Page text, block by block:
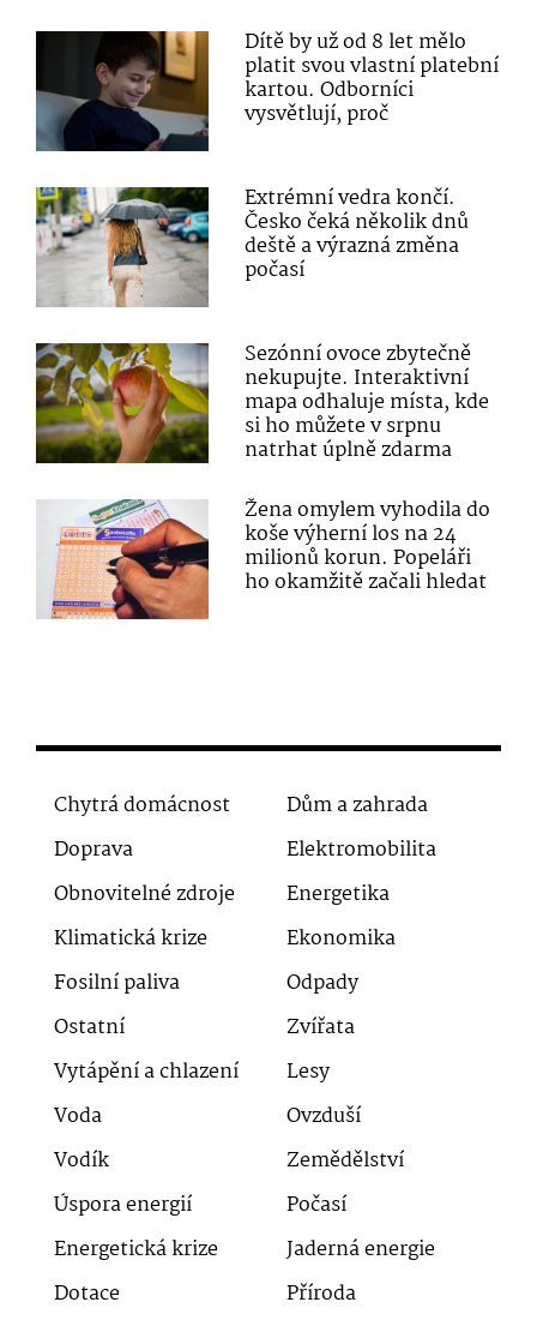
Dítě by už od 8 let mělo
platit svou vlastní platební
kartou. Odborníci
vysvětlují, proč
Extrémní vedra končí.
Česko čeká několik dnů
deště a výrazná změna
počasí
Sezónní ovoce zbytečně
nekupujte. Interaktivní
mapa odhaluje místa, kde
si ho můžete v srpnu
natrhat úplně zdarma
Žena omylem vyhodila do
koše výherní los na 24
milionů korun. Popeláři
ho okamžitě začali hledat
Chytrá domácnost
Dům a zahrada
Doprava
Elektromobilita
Obnovitelné zdroje
Energetika
Klimatická krize
Ekonomika
Fosilní paliva
Odpady
Ostatní
Zvířata
Vytápění a chlazení
Lesy
Voda
Ovzduší
Vodík
Zemědělství
Úspora energií
Počasí
Energetická krize
Jaderná energie
Dotace
Příroda